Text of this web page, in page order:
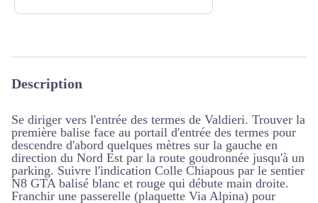
Description
Se diriger vers l'entrée des termes de Valdieri. Trouver la
première balise face au portail d'entrée des termes pour
descendre d'abord quelques mètres sur la gauche en
direction du Nord Est par la route goudronnée jusqu'à un
parking. Suivre l'indication Colle Chiapous par le sentier
N8 GTA balisé blanc et rouge qui débute main droite.
Franchir une passerelle (plaquette Via Alpina) pour